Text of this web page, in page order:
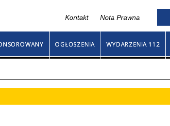
Kontakt Nota Prawna
Olechny, KajetanaOGŁOSZENIA WYDARZENIA 112